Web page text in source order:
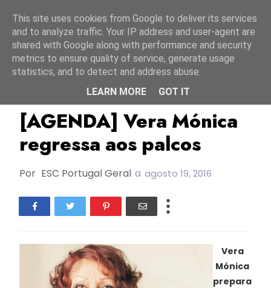
FC1977 Vera Mónica
[AGENDA] Vera Mónica
regressa aos palcos
Por ESC Portugal Geral a agosto 19, 2016
Vera
Mónica
prepara
This site uses cookies from Google to deliver its services
and to analyze traffic. Your IP address and user-agent are
shared with Google along with performance and security
metrics to ensure quality of service, generate usage
statistics, and to detect and address abuse.
LEARN MORE
GOT IT